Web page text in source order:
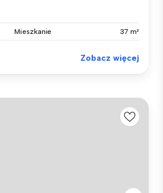
Mieszkanie 37 m²
Zobacz więcej